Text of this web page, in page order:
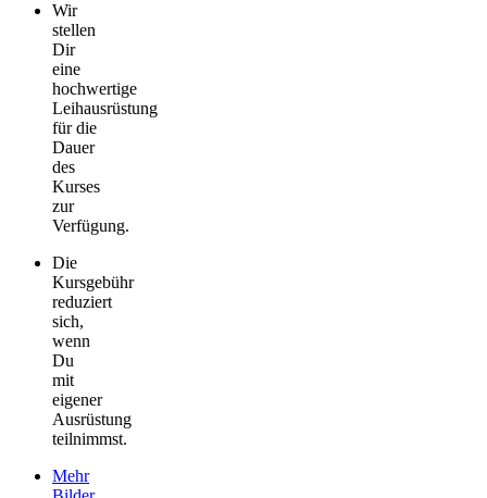
Wir
stellen
Dir
eine
hochwertige
Leihausrüstung
für die
Dauer
des
Kurses
zur
Verfügung.
Die
Kursgebühr
reduziert
sich,
wenn
Du
mit
eigener
Ausrüstung
teilnimmst.
Mehr